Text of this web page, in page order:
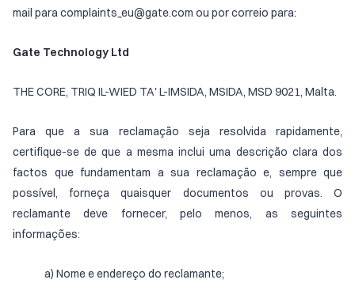
mail para complaints_eu@gate.com ou por correio para:
Gate Technology Ltd
THE CORE, TRIQ IL-WIED TA' L-IMSIDA, MSIDA, MSD 9021, Malta.
Para que a sua reclamação seja resolvida rapidamente,
certifique-se de que a mesma inclui uma descrição clara dos
factos que fundamentam a sua reclamação e, sempre que
possível, forneça quaisquer documentos ou provas. O
reclamante deve fornecer, pelo menos, as seguintes
informações:
a) Nome e endereço do reclamante;